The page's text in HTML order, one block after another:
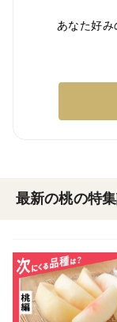
あなた好
最新の桃の特